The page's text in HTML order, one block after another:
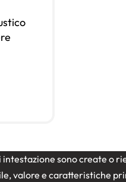
sono create o
valore e caratteristiche